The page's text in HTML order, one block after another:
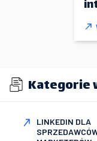
Kategorie
LINKEDIN DLA